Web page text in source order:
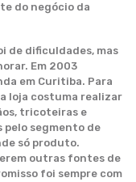
do negócio da
de dificuldades, mas
Em 2003
em Curitiba. Para
loja costuma realizar
tricoteiras e
segmento de
só produto.
outras fontes de
foi sempre com